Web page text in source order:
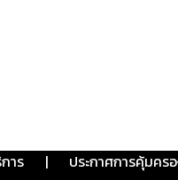
าร | ประกาศการคุ้มคร